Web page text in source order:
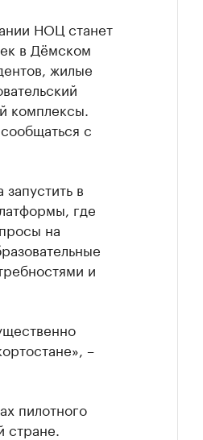
НОЦ станет
в Дёмском
жилые
комплексы.
с
в
где
на
и
–
пилотного
стране.